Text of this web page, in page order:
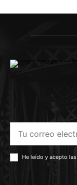
He leído y acepto las